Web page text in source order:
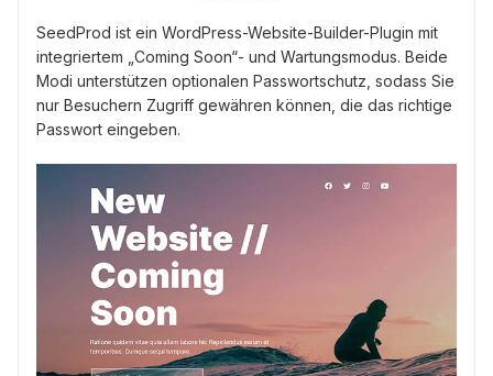
SeedProd ist ein WordPress-Website-Builder-Plugin mit
integriertem „Coming Soon“- und Wartungsmodus. Beide
Modi unterstützen optionalen Passwortschutz, sodass Sie
nur Besuchern Zugriff gewähren können, die das richtige
Passwort eingeben.